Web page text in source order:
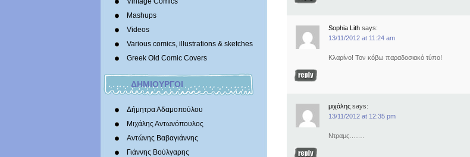
Mashups
Videos
Various comics, illustrations & sketches
Greek Old Comic Covers
ΔΗΜΙΟΥΡΓΟΙ
Δήμητρα Αδαμοπούλου
Μιχάλης Αντωνόπουλος
Αντώνης Βαβαγιάννης
Γιάννης Βούλγαρης
Sophia Lith says:
13/11/2012 at 11:24 am
Kλαρίνο! Τον κόβω παραδοσιακό τύπο!
μιχάλης says:
13/11/2012 at 12:35 pm
Ντραμς…….